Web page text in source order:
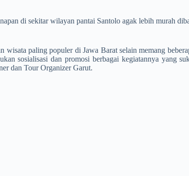
di sekitar wilayan pantai Santolo agak lebih murah
paling populer di Jawa Barat selain memang
sosialisasi dan promosi berbagai kegiatannya yang
dan Tour Organizer Garut.